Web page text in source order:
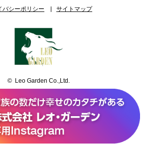
バシーポリシー サイトマップ
© Leo Garden Co.,Ltd.